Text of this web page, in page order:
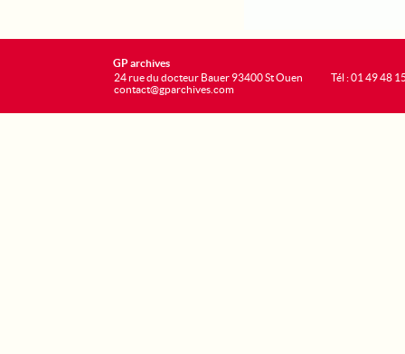
GP archives
24 rue du docteur Bauer 93400 St Ouen
contact@gparchives.com
Tél : 01 49 48